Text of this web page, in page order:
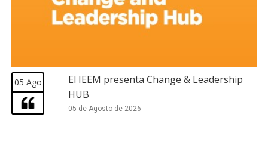
05 Ago
El IEEM presenta Change & Leadership
HUB
05 de Agosto de 2026